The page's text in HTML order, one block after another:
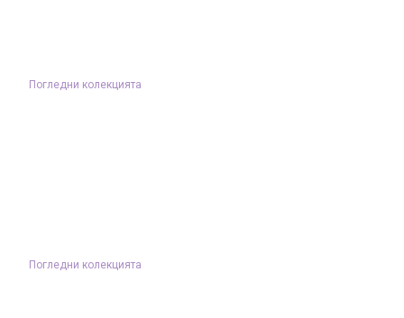
Погледни колекцията
Погледни колекцията